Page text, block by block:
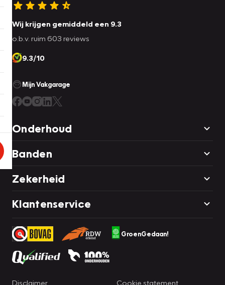
Wij krijgen gemiddeld een 9.3
o.b.v. ruim 603 reviews
9.3/10
Mijn Vakgarage
Onderhoud
Banden
Zekerheid
Klantenservice
GroenGedaan!
Disclaimer Cookie statement